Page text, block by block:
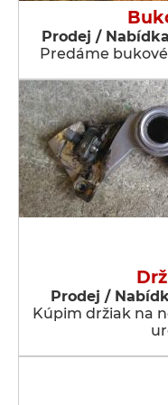
Prodej /
Predáme
Prodej /
Kúpim držiak na